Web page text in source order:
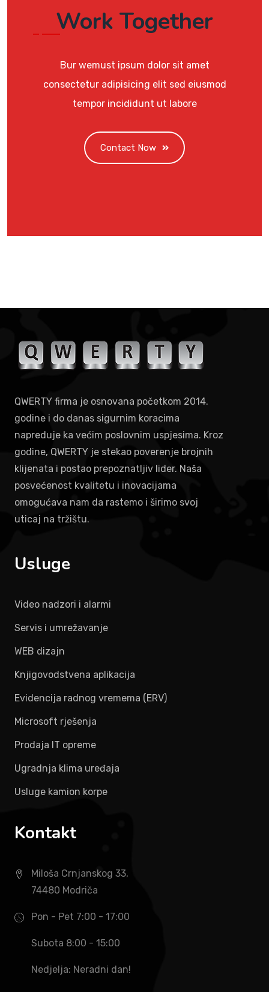
Work Together
Bur wemust ipsum dolor sit amet
consectetur adipisicing elit sed eiusmod
tempor incididunt ut labore
Contact Now
QWERTY firma je osnovana početkom 2014.
godine i do danas sigurnim koracima
napreduje ka većim poslovnim uspjesima. Kroz
godine, QWERTY je stekao poverenje brojnih
klijenata i postao prepoznatljiv lider. Naša
posvećenost kvalitetu i inovacijama
omogućava nam da rastemo i širimo svoj
uticaj na tržištu.
Usluge
Video nadzori i alarmi
Servis i umrežavanje
WEB dizajn
Knjigovodstvena aplikacija
Evidencija radnog vremema (ERV)
Microsoft rješenja
Prodaja IT opreme
Ugradnja klima uređaja
Usluge kamion korpe
Kontakt
Miloša Crnjanskog 33,
74480 Modriča
Pon - Pet 7:00 - 17:00
Subota 8:00 - 15:00
Nedjelja: Neradni dan!